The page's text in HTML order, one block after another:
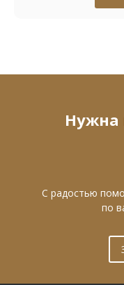
Нужна
С радостью
по